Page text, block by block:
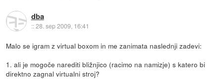
dba
::28. sep 2009, 16:41
Malo se igram z virtual boxom in me zanimata naslednji zadevi:
1. ali je mogoče narediti bližnjico (racimo na namizje) s katero bi
direktno zagnal virtualni stroj?